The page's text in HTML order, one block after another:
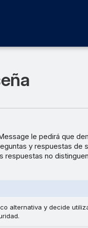
le pedirá que
y respuestas de
no
alternativa y decide